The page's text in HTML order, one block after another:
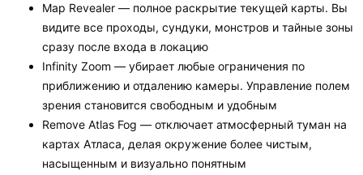
Map Revealer — полное раскрытие текущей карты. Вы
видите все проходы, сундуки, монстров и тайные зоны
сразу после входа в локацию
Infinity Zoom — убирает любые ограничения по
приближению и отдалению камеры. Управление полем
зрения становится свободным и удобным
Remove Atlas Fog — отключает атмосферный туман на
картах Атласа, делая окружение более чистым,
насыщенным и визуально понятным